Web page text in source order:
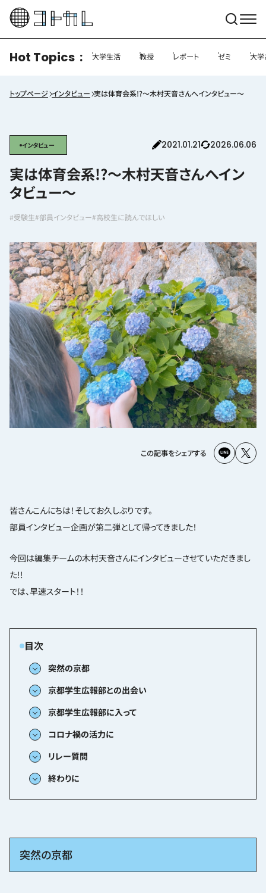
Hot Topics 大学生活 教授 レポート ゼミ 大学
トップページ インタビュー 実は体育会系!?〜木村天音さんへインタビュー〜
インタビュー 2021.01.21 2026.06.06
実は体育会系!?〜木村天音さんへイン
タビュー〜
#受験生#部員インタビュー#高校生に読んでほしい
この記事をシェアする
皆さんこんにちは！そしてお久しぶりです。
部員インタビュー企画が第二弾として帰ってきました！
今回は編集チームの木村天音さんにインタビューさせていただきまし
た!!
では、早速スタート！！
突然の京都
京都学生広報部との出会い
京都学生広報部に入って
コロナ禍の活力に
リレー質問
終わりに
突然の京都